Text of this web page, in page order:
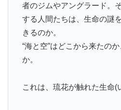
者のジムやアングラード。
する人間たちは、生命の謎
きるのか。
“海と空”はどこから来たの
か。
これは、琉花が触れた生命(